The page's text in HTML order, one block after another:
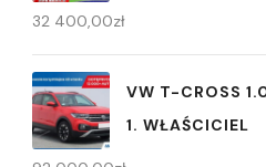
32 400,00zł
VW T-CROSS
1. WŁAŚCICIEL